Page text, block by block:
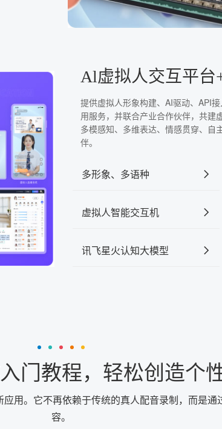
Al虚拟人交互平台
提供虚拟人形象构建、AI驱动、API
用服务，并联合产业合作伙伴，共建
多模感知、多维表达、情感贯穿、自
伴。
多形象、多语种
虚拟人智能交互机
讯飞星火认知大模型
门教程，轻松创造个
用。它不再依赖于传统的真人配音录制，而是
容。